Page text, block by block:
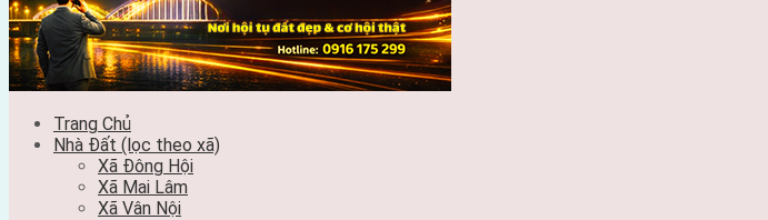
Trang Chủ
Nhà Đất (lọc theo xã)
Xã Đông Hội
Xã Mai Lâm
Xã Vân Nội